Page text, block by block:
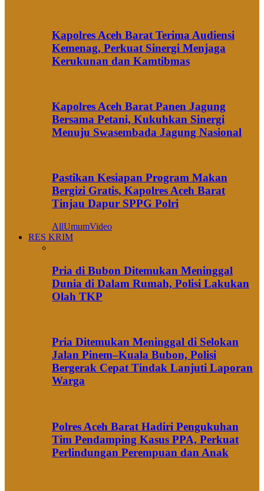
Kapolres Aceh Barat Terima Audiensi
Kemenag, Perkuat Sinergi Menjaga
Kerukunan dan Kamtibmas
Kapolres Aceh Barat Panen Jagung
Bersama Petani, Kukuhkan Sinergi
Menuju Swasembada Jagung Nasional
Pastikan Kesiapan Program Makan
Bergizi Gratis, Kapolres Aceh Barat
Tinjau Dapur SPPG Polri
AllUmumVideo
RES KRIM
Pria di Bubon Ditemukan Meninggal
Dunia di Dalam Rumah, Polisi Lakukan
Olah TKP
Pria Ditemukan Meninggal di Selokan
Jalan Pinem–Kuala Bubon, Polisi
Bergerak Cepat Tindak Lanjuti Laporan
Warga
Polres Aceh Barat Hadiri Pengukuhan
Tim Pendamping Kasus PPA, Perkuat
Perlindungan Perempuan dan Anak